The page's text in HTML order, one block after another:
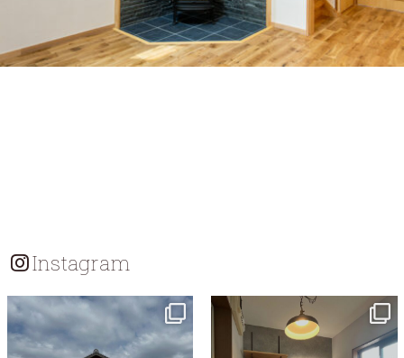
Instagram
tomohouseinc
tomohouseinc
7月 13